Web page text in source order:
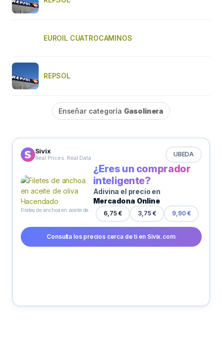
EUROIL CUATROCAMINOS
REPSOL
Enseñar categoría Gasolinera
Sivix
Real Prices. Real Data UBEDA
¿Eres un comprador
inteligente?
Adivina el precio en
Mercadona Online
6,75 € 3,75 € 9,90 €
Consulta los precios cerca de ti en Sivix.com